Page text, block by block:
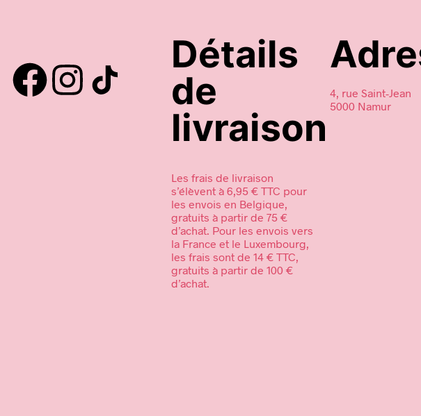
Détails
de
livraison
Les frais de livraison
s’élèvent à 6,95 € TTC pour
les envois en Belgique,
gratuits à partir de 75 €
d’achat. Pour les envois vers
la France et le Luxembourg,
les frais sont de 14 € TTC,
gratuits à partir de 100 €
d’achat.
4, rue Saint-Jean
5000 Namur